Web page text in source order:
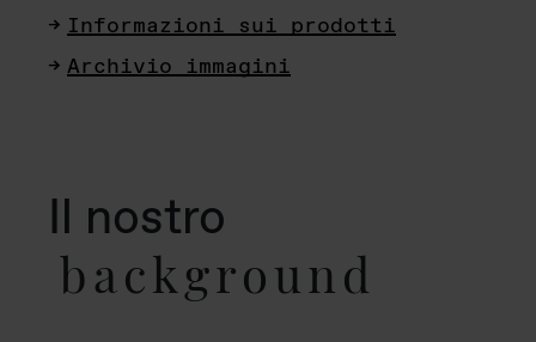
Informazioni sui prodotti
Archivio immagini
Il nostro
background